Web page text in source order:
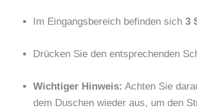
Im Eingangsbereich befinden sich 3
Drücken Sie den entsprechenden
Wichtiger Hinweis: Achten Sie
dem Duschen wieder aus, um den